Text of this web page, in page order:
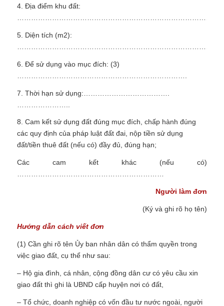
4. Địa điểm khu đất:
5. Diện tích (m2):
6. Để sử dụng vào mục đích: (3)
7. Thời hạn sử dụng:……………………………….
8. Cam kết sử dụng đất đúng mục đích, chấp hành đúng
các quy định của pháp luật đất đai, nộp tiền sử dụng
đất/tiền thuê đất (nếu có) đầy đủ, đúng hạn;
Các cam kết khác (nếu có)
………………………………………………………
Người làm đơn
(Ký và ghi rõ họ tên)
Hướng dẫn cách viết đơn
(1) Cần ghi rõ tên Ủy ban nhân dân có thẩm quyền trong
việc giao đất, cụ thể như sau:
– Hộ gia đình, cá nhân, cộng đồng dân cư có yêu cầu xin
giao đất thì ghi là UBND cấp huyện nơi có đất,
– Tổ chức, doanh nghiệp có vốn đầu tư nước ngoài, người